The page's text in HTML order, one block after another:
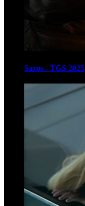
Saros - TGS 2025